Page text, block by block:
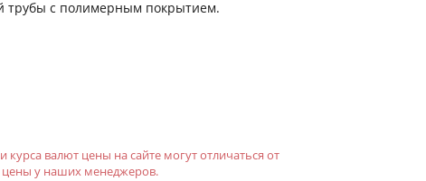
трубы с полимерным покрытием.
валют цены на сайте могут отличаться от
цены у наших менеджеров.